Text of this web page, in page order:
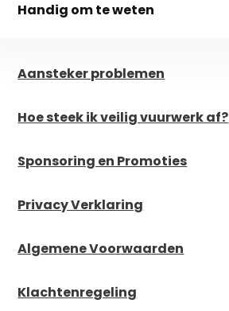
Handig om te weten
Aansteker problemen
Hoe steek ik veilig vuurwerk af?
Sponsoring en Promoties
Privacy Verklaring
Algemene Voorwaarden
Klachtenregeling